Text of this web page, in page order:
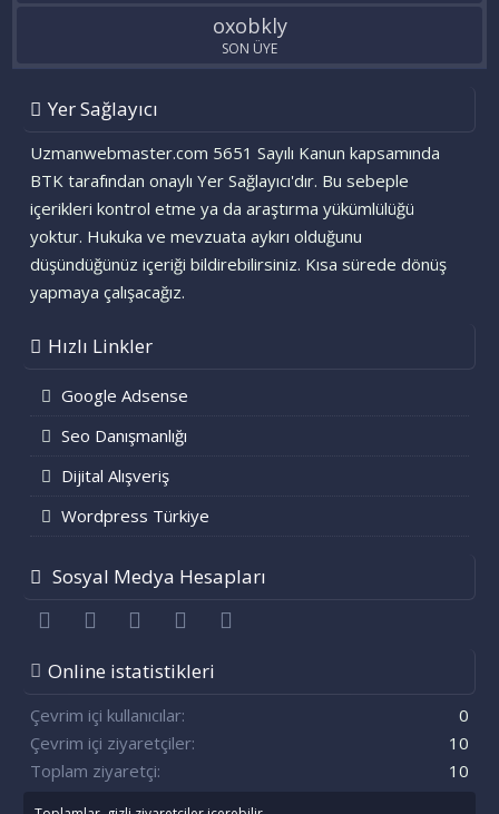
oxobkly
SON ÜYE
Yer Sağlayıcı
Uzmanwebmaster.com 5651 Sayılı Kanun kapsamında
BTK tarafından onaylı Yer Sağlayıcı'dır. Bu sebeple
içerikleri kontrol etme ya da araştırma yükümlülüğü
yoktur. Hukuka ve mevzuata aykırı olduğunu
düşündüğünüz içeriği bildirebilirsiniz. Kısa sürede dönüş
yapmaya çalışacağız.
Hızlı Linkler
Google Adsense
Seo Danışmanlığı
Dijital Alışveriş
Wordpress Türkiye
Sosyal Medya Hesapları
FacebookTwitter youtubeBize ulaşın
Online istatistikleri
Çevrim içi kullanıcılar
0
Çevrim içi ziyaretçiler
10
Toplam ziyaretçi
10